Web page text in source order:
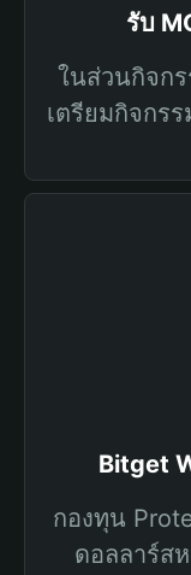
รับ
ในส่วนกิจก
เตรียมกิจกร
Bitget
กองทุน
ดอลลาร์ส